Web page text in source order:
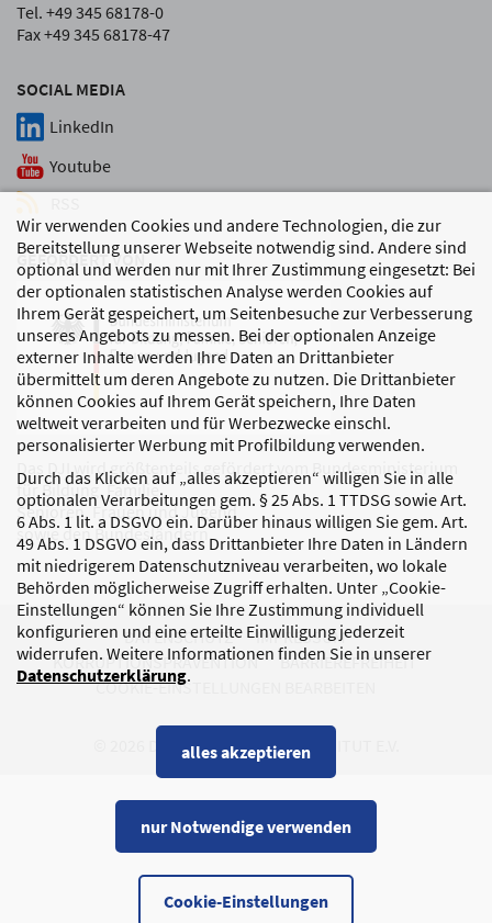
Wir verwenden Cookies und andere Technologien, die zur
Bereitstellung unserer Webseite notwendig sind. Andere sind
optional und werden nur mit Ihrer Zustimmung eingesetzt: Bei
der optionalen statistischen Analyse werden Cookies auf
Ihrem Gerät gespeichert, um Seitenbesuche zur Verbesserung
unseres Angebots zu messen. Bei der optionalen Anzeige
externer Inhalte werden Ihre Daten an Drittanbieter
übermittelt um deren Angebote zu nutzen. Die Drittanbieter
können Cookies auf Ihrem Gerät speichern, Ihre Daten
weltweit verarbeiten und für Werbezwecke einschl.
personalisierter Werbung mit Profilbildung verwenden.
Durch das Klicken auf „alles akzeptieren“ willigen Sie in alle
optionalen Verarbeitungen gem. § 25 Abs. 1 TTDSG sowie Art.
6 Abs. 1 lit. a DSGVO ein. Darüber hinaus willigen Sie gem. Art.
49 Abs. 1 DSGVO ein, dass Drittanbieter Ihre Daten in Ländern
mit niedrigerem Datenschutzniveau verarbeiten, wo lokale
Behörden möglicherweise Zugriff erhalten. Unter „Cookie-
Einstellungen“ können Sie Ihre Zustimmung individuell
konfigurieren und eine erteilte Einwilligung jederzeit
widerrufen. Weitere Informationen finden Sie in unserer
Datenschutzerklärung.
Cookie-Einstellungen
alles akzeptieren
nur Notwendige verwenden
SOCIAL MEDIA
LinkedIn
Youtube
Tel. +49 345 68178-0
Fax +49 345 68178-47
GEFÖRDERT VON
Das DJI wird größtenteils gefördert vom Bundesministerium
für Bildung, Familie,
Senioren, Frauen und Jugend
sowie den Bundesländern.
DATENSCHUTZ
IMPRESSUM
KORRUPTIONSPRÄVENTION
BARRIEREFREIHEIT
COOKIE-EINSTELLUNGEN BEARBEITEN
© 2026 DEUTSCHES JUGENDINSTITUT E.V.